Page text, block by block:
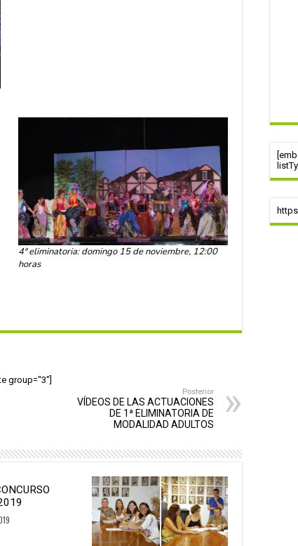
4ª eliminatoria: domingo 15 de noviembre, 12:00
horas
group="3"]
Posterior
VÍDEOS DE LAS ACTUACIONES
DE 1ª ELIMINATORIA DE
MODALIDAD ADULTOS